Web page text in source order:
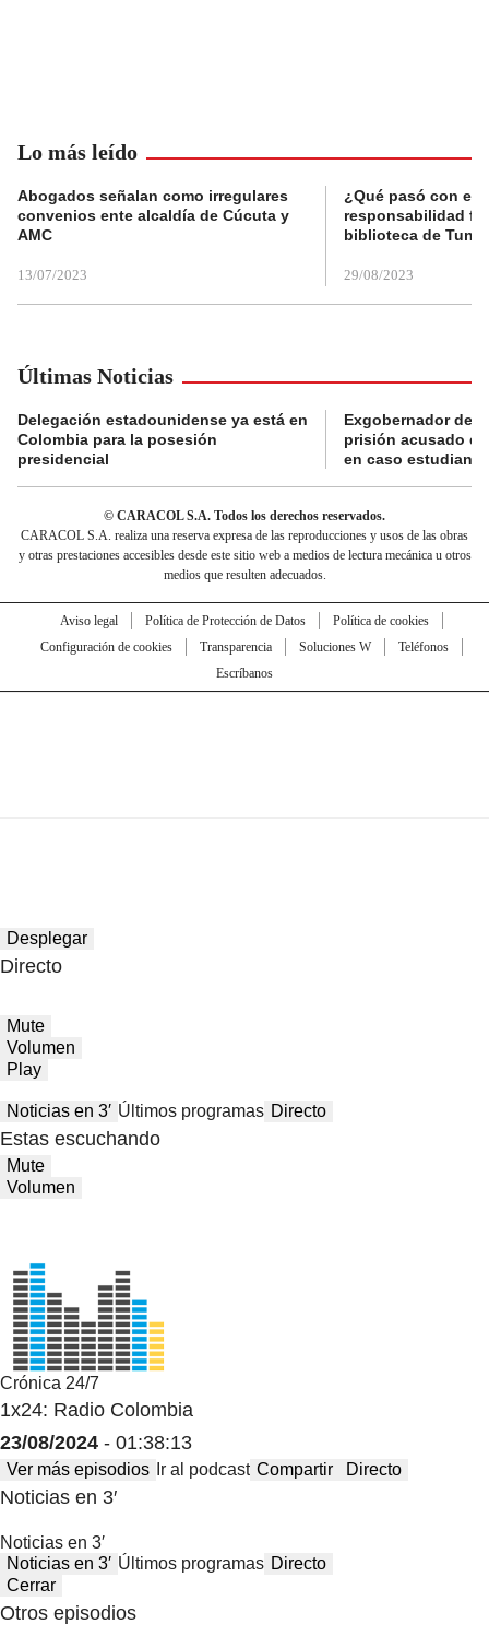
Lo más leído
Abogados señalan como irregulares
convenios ente alcaldía de Cúcuta y
AMC
13/07/2023
¿Qué pasó con el
responsabilidad
biblioteca de
29/08/2023
Últimas Noticias
Delegación estadounidense ya está en
Colombia para la posesión
presidencial
Exgobernador de
prisión acusado
en caso
© CARACOL S.A. Todos los derechos reservados.
CARACOL S.A. realiza una reserva expresa de las reproducciones y usos de las obras
y otras prestaciones accesibles desde este sitio web a medios de lectura mecánica u otros
medios que resulten adecuados.
Aviso legal Política de Protección de Datos
Política de cookies
Configuración de cookies
Transparencia Soluciones W
Teléfonos
Escríbanos
Desplegar
Directo
Mute
Volumen
Play
Noticias en 3′ Últimos programas Directo
Estas escuchando
Mute
Volumen
Crónica 24/7
1x24: Radio Colombia
23/08/2024 - 01:38:13
Ver más episodios Ir al podcast Compartir Directo
Noticias en 3′
Noticias en 3′
Noticias en 3′ Últimos programas Directo
Cerrar
Otros episodios